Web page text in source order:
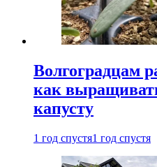
Волгоградцам
как
капусту
1 год спустя1 год спустя